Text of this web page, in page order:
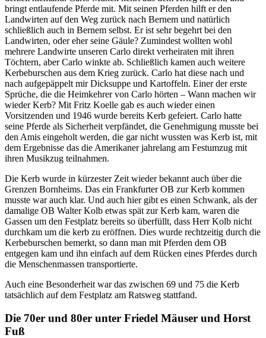
bringt entlaufende Pferde mit. Mit seinen Pferden hilft er den
Landwirten auf den Weg zurück nach Bernem und natürlich
schließlich auch in Bernem selbst. Er ist sehr begehrt bei den
Landwirten, oder eher seine Gäule? Zumindest wollten wohl
mehrere Landwirte unseren Carlo direkt verheiraten mit ihren
Töchtern, aber Carlo winkte ab. Schließlich kamen auch weitere
Kerbeburschen aus dem Krieg zurück. Carlo hat diese nach und
nach aufgepäppelt mir Dicksuppe und Kartoffeln. Einer der erste
Sprüche, die die Heimkehrer von Carlo hörten – Wann machen wir
wieder Kerb? Mit Fritz Koelle gab es auch wieder einen
Vorsitzenden und 1946 wurde bereits Kerb gefeiert. Carlo hatte
seine Pferde als Sicherheit verpfändet, die Genehmigung musste bei
den Amis eingeholt werden, die gar nicht wussten was Kerb ist, mit
dem Ergebnisse das die Amerikaner jahrelang am Festumzug mit
ihren Musikzug teilnahmen.
Die Kerb wurde in kürzester Zeit wieder bekannt auch über die
Grenzen Bornheims. Das ein Frankfurter OB zur Kerb kommen
musste war auch klar. Und auch hier gibt es einen Schwank, als der
damalige OB Walter Kolb etwas spät zur Kerb kam, waren die
Gassen um den Festplatz bereits so überfüllt, dass Herr Kolb nicht
durchkam um die kerb zu eröffnen. Dies wurde rechtzeitig durch die
Kerbeburschen bemerkt, so dann man mit Pferden dem OB
entgegen kam und ihn einfach auf dem Rücken eines Pferdes durch
die Menschenmassen transportierte.
Auch eine Besonderheit war das zwischen 69 und 75 die Kerb
tatsächlich auf dem Festplatz am Ratsweg stattfand.
Die 70er und 80er unter Friedel Mäuser und Horst
Fuß